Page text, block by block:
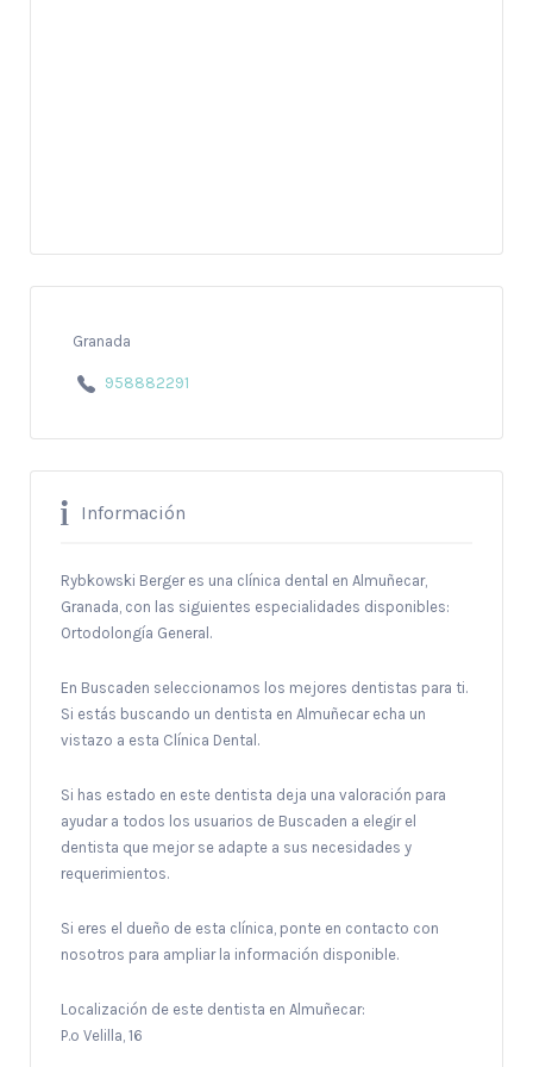
Granada
958882291
Información
Rybkowski Berger es una clínica dental en Almuñecar,
Granada, con las siguientes especialidades disponibles:
Ortodolongía General.
En Buscaden seleccionamos los mejores dentistas para ti.
Si estás buscando un dentista en Almuñecar echa un
vistazo a esta Clínica Dental.
Si has estado en este dentista deja una valoración para
ayudar a todos los usuarios de Buscaden a elegir el
dentista que mejor se adapte a sus necesidades y
requerimientos.
Si eres el dueño de esta clínica, ponte en contacto con
nosotros para ampliar la información disponible.
Localización de este dentista en Almuñecar:
P.º Velilla, 16